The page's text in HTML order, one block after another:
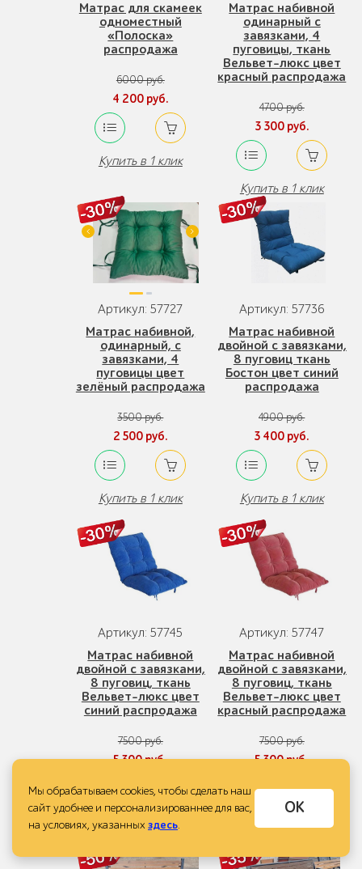
Матрас для скамеек
одноместный
«Полоска»
распродажа
6000 руб.
4 200 руб.
Купить в 1 клик
Матрас набивной
одинарный с
завязками, 4
пуговицы, ткань
Вельвет-люкс цвет
красный распродажа
4700 руб.
3 300 руб.
Купить в 1 клик
Артикул: 57727
Матрас набивной,
одинарный, с
завязками, 4
пуговицы цвет
зелёный распродажа
3500 руб.
2 500 руб.
Купить в 1 клик
Артикул: 57736
Матрас набивной
двойной с завязками,
8 пуговиц ткань
Бостон цвет синий
распродажа
4900 руб.
3 400 руб.
Купить в 1 клик
Артикул: 57745
Матрас набивной
двойной с завязками,
8 пуговиц, ткань
Вельвет-люкс цвет
синий распродажа
7500 руб.
5 300 руб.
Купить в 1 клик
Артикул: 57747
Матрас набивной
двойной с завязками,
8 пуговиц, ткань
Вельвет-люкс цвет
красный распродажа
7500 руб.
5 300 руб.
Купить в 1 клик
Мы обрабатываем cookies, чтобы сделать наш
сайт удобнее и персонализированнее для вас,
на условиях, указанныхздесь.
ОК